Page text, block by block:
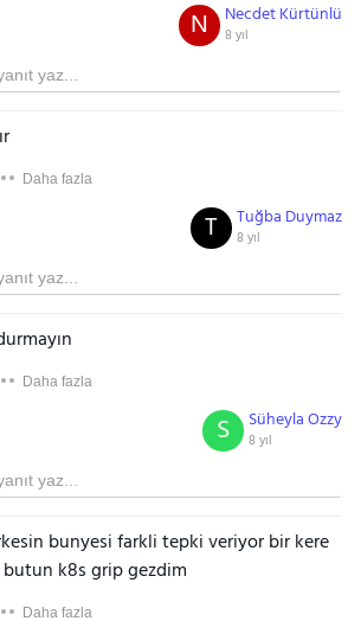
Necdet Kürtünlü
8 yıl
N
Daha fazla
Tuğba Duymaz
8 yıl
T
Daha fazla
Süheyla Ozzy
8 yıl
S
bunyesi farkli tepki veriyor bir kere
k8s grip gezdim
Daha fazla